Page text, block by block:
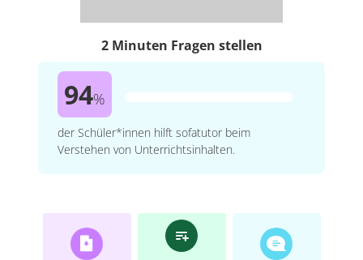
2 Minuten Fragen stellen
94%
der Schüler*innen hilft sofatutor beim
Verstehen von Unterrichtsinhalten.